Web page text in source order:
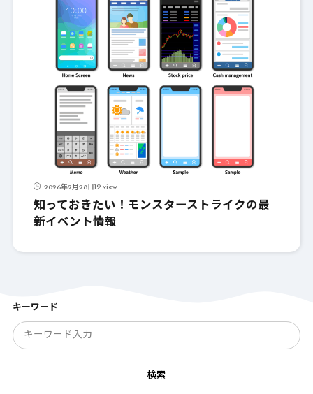
2026年2月28日19 view
知っておきたい！モンスターストライクの最
新イベント情報
キーワード
検索